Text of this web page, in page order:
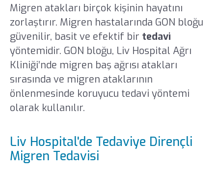
Migren atakları birçok kişinin hayatını
zorlaştırır. Migren hastalarında GON bloğu
güvenilir, basit ve efektif bir tedavi
yöntemidir. GON bloğu, Liv Hospital Ağrı
Kliniği’nde migren baş ağrısı atakları
sırasında ve migren ataklarının
önlenmesinde koruyucu tedavi yöntemi
olarak kullanılır.
Liv Hospital'de Tedaviye Dirençli
Migren Tedavisi